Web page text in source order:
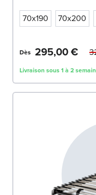
70x190 70x200
Dès 295,00 €
Livraison sous 1 à 2